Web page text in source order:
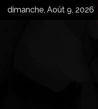
Skipdimanche, Août 9, 2026
Le